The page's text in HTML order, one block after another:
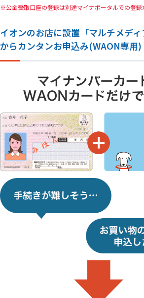
公金受取口座の登録は別途マイナポータルでの登録
イオンのお店に設置「マルチメディ
からカンタンお申込み(WAON専用)